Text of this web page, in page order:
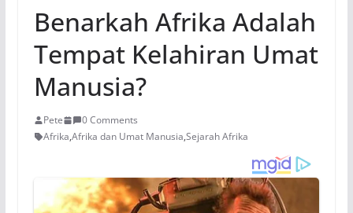
Benarkah Afrika Adalah
Tempat Kelahiran Umat
Manusia?
Pete
0 Comments
Afrika,Afrika dan Umat Manusia,Sejarah Afrika